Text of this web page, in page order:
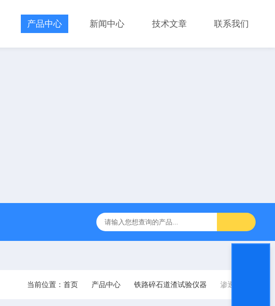
产品中心 新闻中心 技术文章 联系我们
标准普通混凝土泌水率试验容量筒试验方法 方圆
当前位置： 首页 产品中心 铁路碎石道渣试验仪器 渗透仪